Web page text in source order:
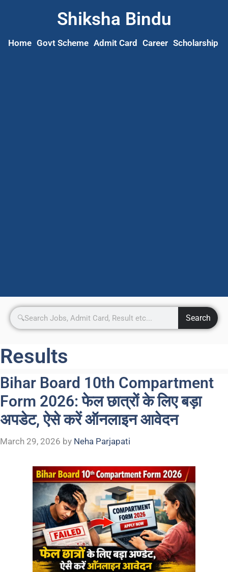
Shiksha Bindu
Home Govt Scheme Admit Card Career Scholarship
Search
Results
Bihar Board 10th Compartment
Form 2026: फेल छात्रों के लिए बड़ा
अपडेट, ऐसे करें ऑनलाइन आवेदन
March 29, 2026 by Neha Parjapati